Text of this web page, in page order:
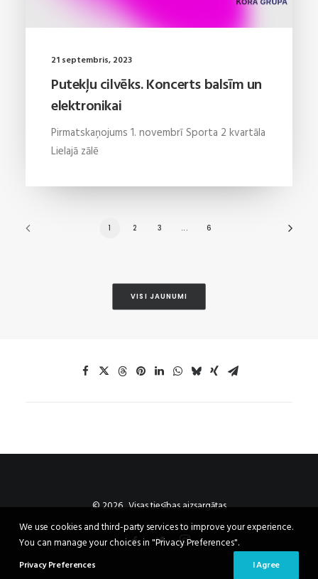
21 septembris, 2023
Putekļu cilvēks. Koncerts balsīm un
elektronikai
Pirmatskaņojums 1. novembrī Sporta 2 kvartāla
Lielajā zālē
1 2 3 ... 6
VISI JAUNUMI
© 2026 . Visas tiesības aizsargātas
We use cookies and third-party services to improve your experience.
You can manage your choices in "Privacy Preferences".
Privacy Preferences I Agree